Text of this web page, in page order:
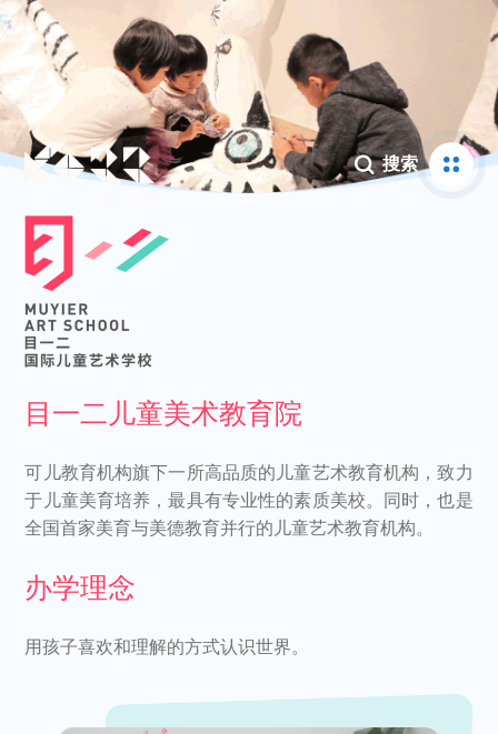
搜索
目一二儿童美术教育院
可儿教育机构旗下一所高品质的儿童艺术教育机构，致力
于儿童美育培养，最具有专业性的素质美校。同时，也是
全国首家美育与美德教育并行的儿童艺术教育机构。
办学理念
用孩子喜欢和理解的方式认识世界。